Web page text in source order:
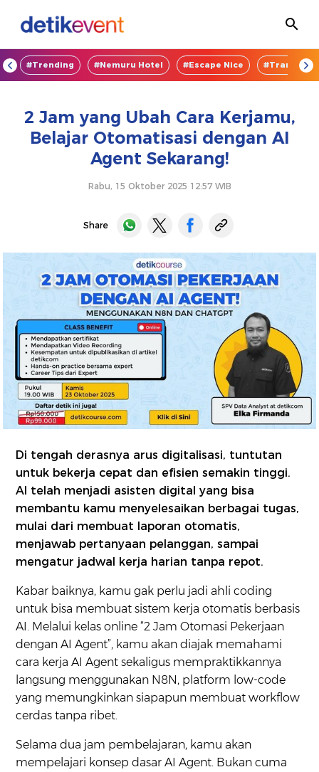
#Trending #Nemuru Hotel #Escape Nice
2 Jam yang Ubah Cara Kerjamu,
Belajar Otomatisasi dengan AI
Agent Sekarang!
Rabu, 15 Oktober 2025 12:57 WIB
Share
Di tengah derasnya arus digitalisasi, tuntutan
untuk bekerja cepat dan efisien semakin tinggi.
AI telah menjadi asisten digital yang bisa
membantu kamu menyelesaikan berbagai tugas,
mulai dari membuat laporan otomatis,
menjawab pertanyaan pelanggan, sampai
mengatur jadwal kerja harian tanpa repot.
Kabar baiknya, kamu gak perlu jadi ahli coding
untuk bisa membuat sistem kerja otomatis berbasis
AI. Melalui kelas online “2 Jam Otomasi Pekerjaan
dengan AI Agent”, kamu akan diajak memahami
cara kerja AI Agent sekaligus mempraktikkannya
langsung menggunakan N8N, platform low-code
yang memungkinkan siapapun membuat workflow
cerdas tanpa ribet.
Selama dua jam pembelajaran, kamu akan
mempelajari konsep dasar AI Agent. Bukan cuma